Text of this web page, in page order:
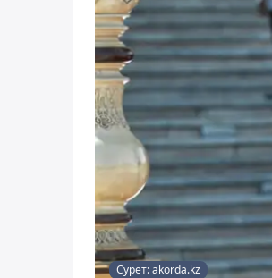
Сурет: akorda.kz